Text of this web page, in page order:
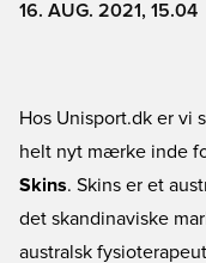
16. AUG. 2021, 15.04
Hos Unisport.dk er vi
helt nyt mærke inde
Skins. Skins er et
det skandinaviske
australsk